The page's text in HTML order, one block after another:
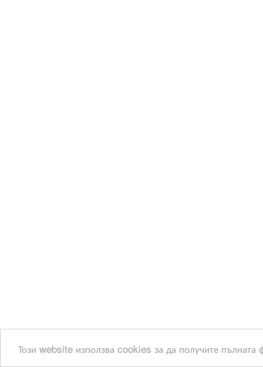
Този website използва cookies за да получите